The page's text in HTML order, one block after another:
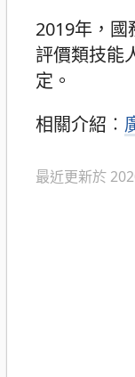
2019年，
評價類技能
定。
相關介紹︰
最近更新於